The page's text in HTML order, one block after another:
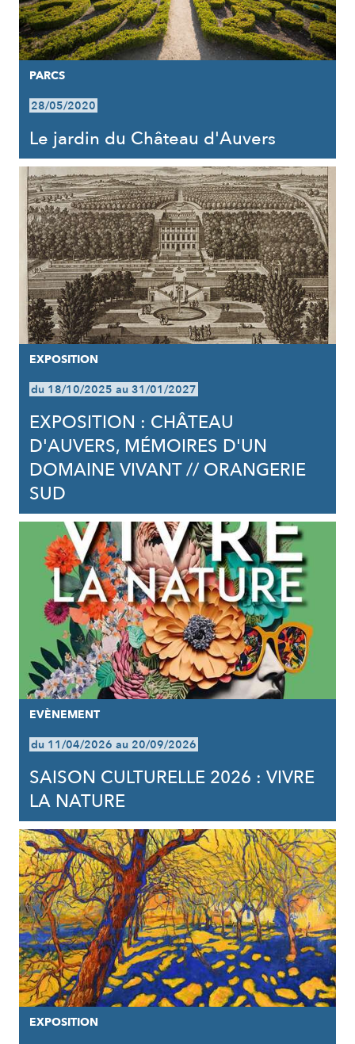
PARCS
28/05/2020
Le jardin du Château d'Auvers
EXPOSITION
du 18/10/2025 au 31/01/2027
EXPOSITION : CHÂTEAU
D'AUVERS, MÉMOIRES D'UN
DOMAINE VIVANT // ORANGERIE
SUD
EVÈNEMENT
du 11/04/2026 au 20/09/2026
SAISON CULTURELLE 2026 : VIVRE
LA NATURE
EXPOSITION